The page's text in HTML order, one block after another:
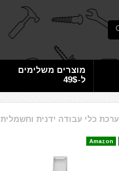
מוצרים משלימים
ל-49$
ערכת כלי עבודה ידנית וחשמלית HOTO 18-Piece Tool Kit לתחזוקת הבית
Amazon